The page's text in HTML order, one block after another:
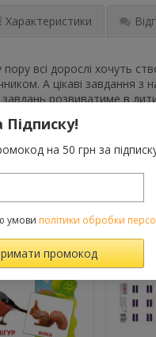
Характеристики
пору всі дорослі хочуть
А цікаві завдання
розвиватиме в
ТАКОЖ КУПУЮТЬ
-10%
Підписку!
на 50 грн за
умови політики обробки